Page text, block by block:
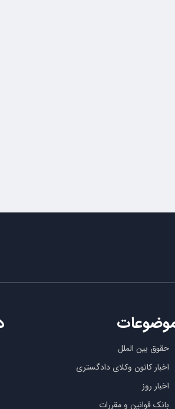
حقوق بین الملل
اخبار کانون وکلای دادگستری
اخبار روز
بانک قوانین و مقررات